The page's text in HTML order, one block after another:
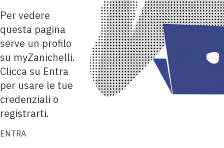
Per vedere
questa pagina
serve un profilo
su myZanichelli.
Clicca su Entra
per usare le tue
credenziali o
registrarti.
ENTRA